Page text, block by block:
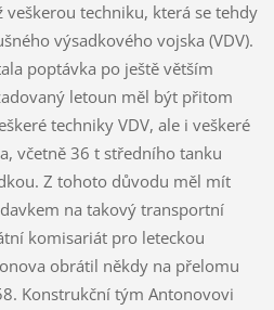
techniku, která se tehdy
výsadkového vojska (VDV).
poptávka po ještě větším
letoun měl být přitom
techniky VDV, ale i veškeré
včetně 36 t středního tanku
Z tohoto důvodu měl mít
na takový transportní
komisariát pro leteckou
obrátil někdy na přelomu
Konstrukční tým Antonovovi